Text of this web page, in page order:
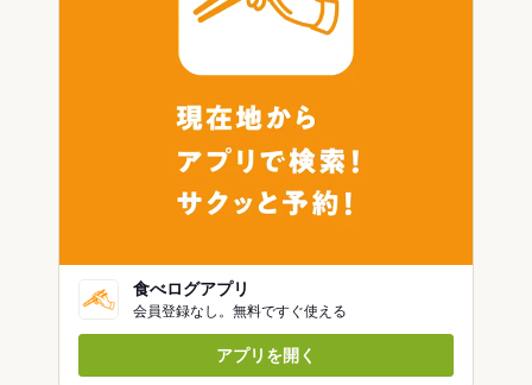
食べログアプリ
会員登録なし。無料ですぐ使える
アプリを開く